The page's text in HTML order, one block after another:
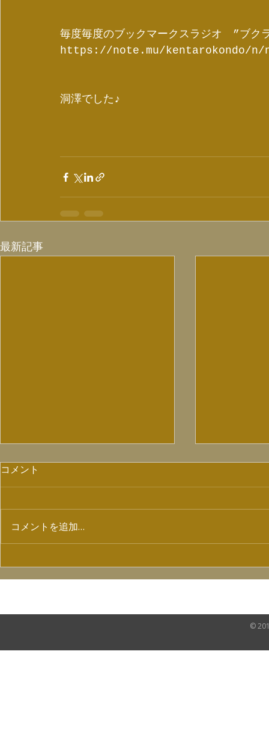
毎度毎度のブックマークスラジオ　”ブク
https://note.mu/kentarokondo/n/
洞澤でした♪
最新記事
【7/4ラジオ出演情報】
SHOW
コメント
コメントを追加…
©